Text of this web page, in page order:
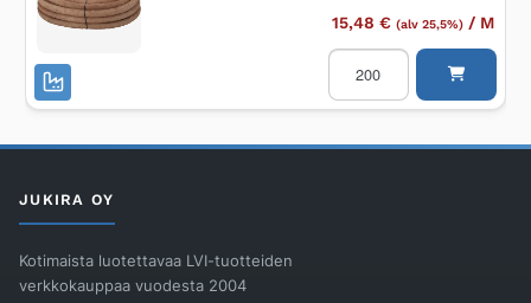
15,48 € (alv 25,5%)/ M
Salaojaputki
UPONOR
DN50/200M
JUKIRA OY
Kotimaista luotettavaa LVI-tuotteiden
verkkokauppaa vuodesta 2004